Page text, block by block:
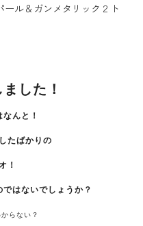
ール＆ガンメタリック２ト
した！
んと！
たばかりの
！
はないでしょうか？
らない？